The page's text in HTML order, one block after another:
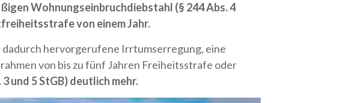
Wohnungseinbruchdiebstahl (§ 244 Abs. 4
von einem Jahr.
dadurch hervorgerufene Irrtumserregung, eine
von bis zu fünf Jahren Freiheitsstrafe oder
und 5 StGB) deutlich mehr.